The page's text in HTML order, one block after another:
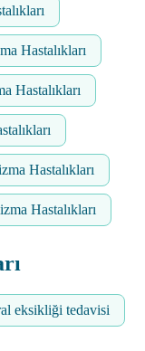
Hastalıkları
Hastalıkları
Hastalıkları
Hastalıkları
eksikliği tedavisi